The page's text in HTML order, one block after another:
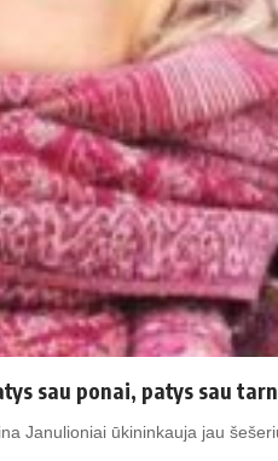
sau ponai, patys sau
Janulioniai ūkininkauja jau